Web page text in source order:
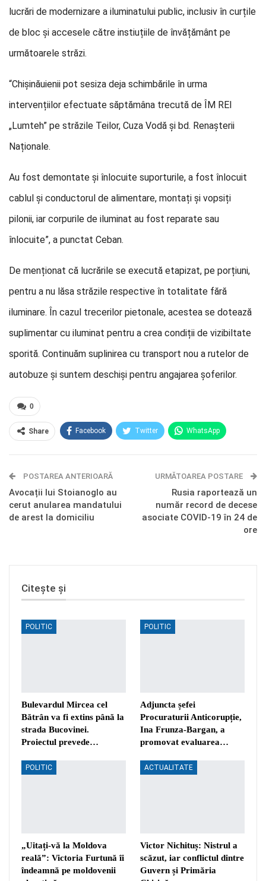
lucrări de modernizare a iluminatului public, inclusiv în curțile
de bloc și accesele către instiuțiile de învățământ pe
următoarele străzi.
“Chișinăuienii pot sesiza deja schimbările în urma
intervențiilor efectuate săptămâna trecută de ÎM REI
„Lumteh” pe străzile Teilor, Cuza Vodă și bd. Renașterii
Naționale.
Au fost demontate și înlocuite suporturile, a fost înlocuit
cablul și conductorul de alimentare, montați și vopsiți
pilonii, iar corpurile de iluminat au fost reparate sau
înlocuite”, a punctat Ceban.
De menționat că lucrările se execută etapizat, pe porțiuni,
pentru a nu lăsa străzile respective în totalitate fără
iluminare. În cazul trecerilor pietonale, acestea se dotează
suplimentar cu iluminat pentru a crea condiții de vizibiltate
sporită. Continuăm suplinirea cu transport nou a rutelor de
autobuze și suntem deschiși pentru angajarea șoferilor.
0
Share Facebook Twitter WhatsApp
Telegram OK.ru
POSTAREA ANTERIOARĂ
Avocații lui Stoianoglo au
cerut anularea mandatului
de arest la domiciliu
URMĂTOAREA POSTARE
Rusia raportează un
număr record de decese
asociate COVID-19 în 24 de
ore
Citește și
POLITIC
Bulevardul Mircea cel
Bătrân va fi extins până la
strada Bucovinei.
Proiectul prevede…
POLITIC
Adjuncta șefei
Procuraturii Anticorupție,
Ina Frunza-Bargan, a
promovat evaluarea…
POLITIC
„Uitați-vă la Moldova
reală”: Victoria Furtună îi
îndeamnă pe moldovenii
ACTUALITATE
Victor Nichituș: Nistrul a
scăzut, iar conflictul dintre
Guvern și Primăria